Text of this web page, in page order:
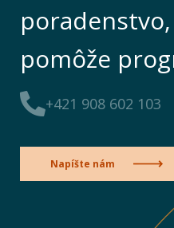
pomôže
+421 908 602 103
Napíšte nám